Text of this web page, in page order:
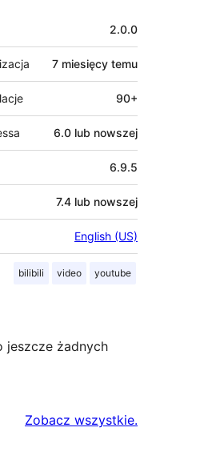
2.0.0
7 miesięcy temu
90+
6.0 lub nowszej
6.9.5
7.4 lub nowszej
English (US)
bilibili video youtube
jeszcze żadnych
Zobacz wszystkierecenzje
.